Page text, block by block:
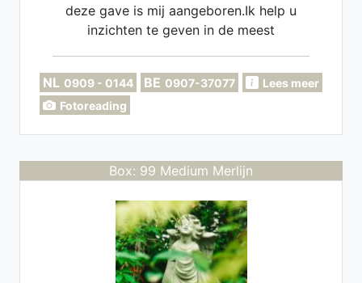
deze gave is mij aangeboren.Ik help u
inzichten te geven in de meest
in tijdsaanduidingen
NL 0909 - 0144 BE 0907-37077
Lees meer
Fotoreading
Box: 99 Medium Merlijn